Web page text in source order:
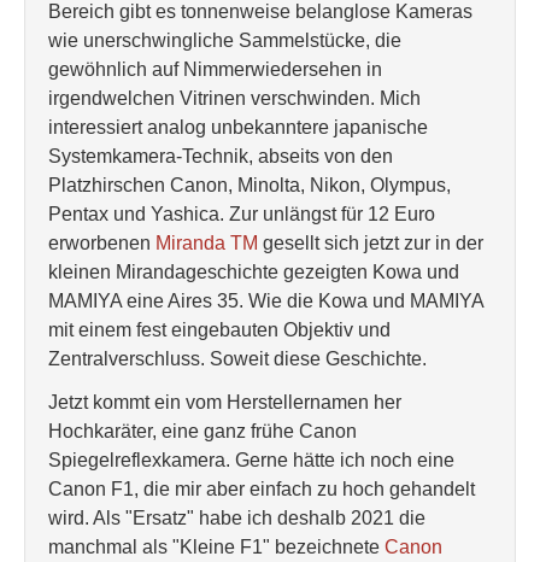
Bereich gibt es tonnenweise belanglose Kameras
wie unerschwingliche Sammelstücke, die
gewöhnlich auf Nimmerwiedersehen in
irgendwelchen Vitrinen verschwinden. Mich
interessiert analog unbekanntere japanische
Systemkamera-Technik, abseits von den
Platzhirschen Canon, Minolta, Nikon, Olympus,
Pentax und Yashica. Zur unlängst für 12 Euro
erworbenen Miranda TM gesellt sich jetzt zur in der
kleinen Mirandageschichte gezeigten Kowa und
MAMIYA eine Aires 35. Wie die Kowa und MAMIYA
mit einem fest eingebauten Objektiv und
Zentralverschluss. Soweit diese Geschichte.
Jetzt kommt ein vom Herstellernamen her
Hochkaräter, eine ganz frühe Canon
Spiegelreflexkamera. Gerne hätte ich noch eine
Canon F1, die mir aber einfach zu hoch gehandelt
wird. Als "Ersatz" habe ich deshalb 2021 die
manchmal als "Kleine F1" bezeichnete Canon